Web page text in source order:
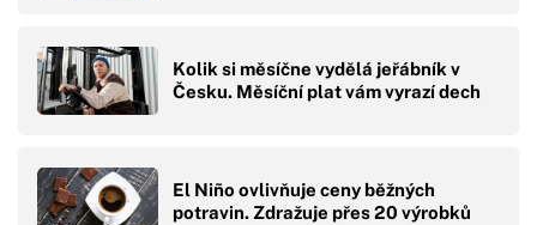
Kolik si měsíčne vydělá jeřábník v
Česku. Měsíční plat vám vyrazí dech
El Niño ovlivňuje ceny běžných
potravin. Zdražuje přes 20 výrobků